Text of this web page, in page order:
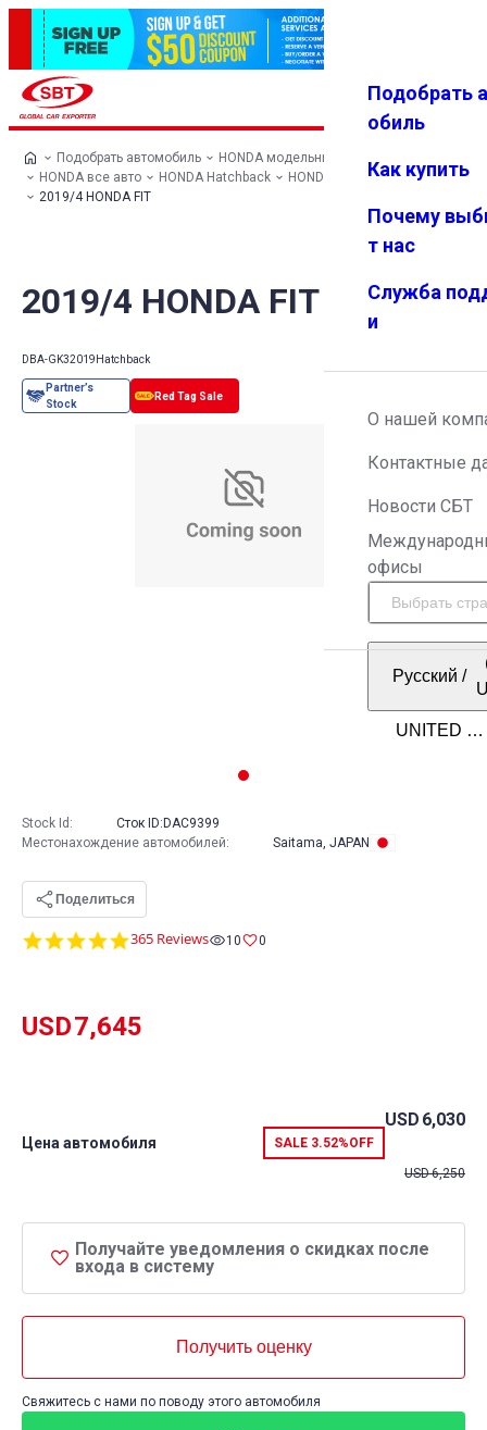
Избранн
Меню
Подобрать
обиль
Как купить
Почему
т нас
Служба
и
О нашей
Контактные
Новости СБТ
офисы
Русский /
Подобрать автомобиль
HONDA модельный ряд
HONDA все авто
HONDA Hatchback
HONDA FIT
2019/4 HONDA FIT
2019/4 HONDA FIT
DBA-GK32019 Hatchback
4.8
365 Reviews 10 0
USD7,645
Цена автомобиля SALE 3.52%OFF
USD 6,030
USD6,250
Получайте уведомления о скидках после
входа в систему
Получить оценку
Свяжитесь с нами по поводу этого автомобиля
Stock Id: Сток ID: DAC9399
Местонахождение автомобилей: Saitama, JAPAN
Поделиться